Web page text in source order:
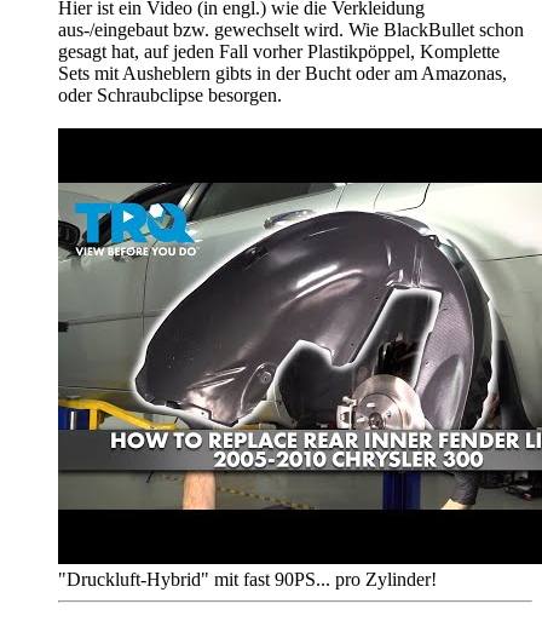
Hier ist ein Video (in engl.) wie die Verkleidung
aus-/eingebaut bzw. gewechselt wird. Wie BlackBullet schon
gesagt hat, auf jeden Fall vorher Plastikpöppel, Komplette
Sets mit Ausheblern gibts in der Bucht oder am Amazonas,
oder Schraubclipse besorgen.
"Druckluft-Hybrid" mit fast 90PS... pro Zylinder!